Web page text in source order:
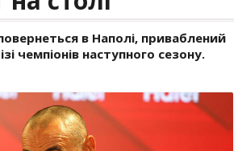
в Наполі, приваблений
чемпіонів наступного сезону.